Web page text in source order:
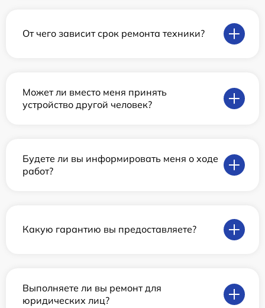
От чего зависит срок ремонта техники?
Может ли вместо меня принять
устройство другой человек?
Будете ли вы информировать меня о ходе
работ?
Какую гарантию вы предоставляете?
Выполняете ли вы ремонт для
юридических лиц?